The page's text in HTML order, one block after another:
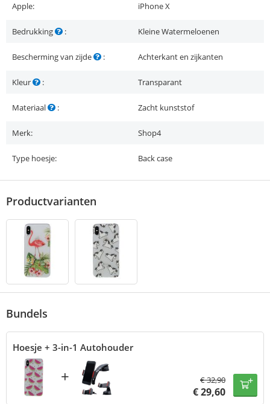
Apple: iPhone X
Bedrukking : Kleine Watermeloenen
Bescherming van zijde : Achterkant en zijkanten
Kleur : Transparant
Materiaal : Zacht kunststof
Merk: Shop4
Type hoesje: Back case
Productvarianten
Bundels
Hoesje + 3-in-1 Autohouder
+ €32,90
€29,60